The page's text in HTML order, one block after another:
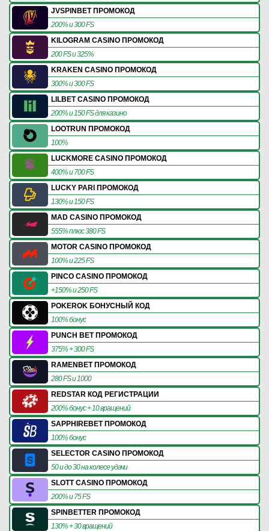
JVSPINBET ПРОМОКОД
200% и 300 FS
KILOGRAM CASINO ПРОМОКОД
200 FS и 325%
KRAKEN CASINO ПРОМОКОД
300% и 300 FS
LILBET CASINO ПРОМОКОД
200% и 150 FS для казино
LOOTRUN ПРОМОКОД
100%
LUCKMORE CASINO ПРОМОКОД
400% и 700 FS
LUCKY PARI ПРОМОКОД
130% и 150 FS
MAD CASINO ПРОМОКОД
555% плюс 380 FS
MOTOR CASINO ПРОМОКОД
100% и 225 FS
PINCO CASINO ПРОМОКОД
+150% и 250 FS
POKEROK БОНУСНЫЙ КОД
100% бонус
PUNCH BET ПРОМОКОД
375% + 300 FS
RAMENBET ПРОМОКОД
280 FS и 1000
REDSTAR КОД РЕГИСТРАЦИИ
200% бонус + 10 вращений
SAPPHIREBET ПРОМОКОД
100% бонус
SELECTOR CASINO ПРОМОКОД
50 и до 30 на колесе удачи
SLOTT CASINO ПРОМОКОД
200% и 75 FS
SPINBETTER ПРОМОКОД
130% + 30 вращений